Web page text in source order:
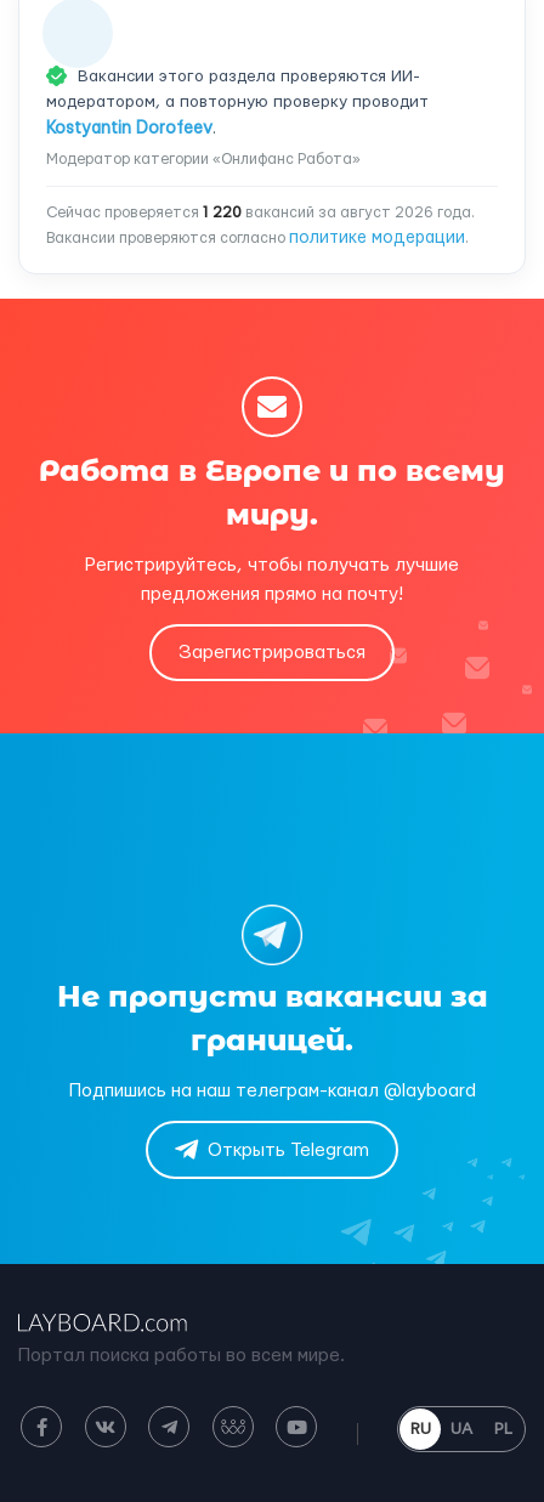
Вакансии этого раздела проверяются ИИ-
модератором, а повторную проверку проводит
Kostyantin Dorofeev.
Модератор категории «Онлифанс Работа»
Сейчас проверяется 1 220 вакансий за август 2026 года.
Вакансии проверяются согласно политике модерации.
Работа в Европе и по всему
миру.
Регистрируйтесь, чтобы получать лучшие
предложения прямо на почту!
Зарегистрироваться
Не пропусти вакансии за
границей.
Подпишись на наш телеграм-канал @layboard
Открыть Telegram
Портал поиска работы во всем мире.
RU UA PL